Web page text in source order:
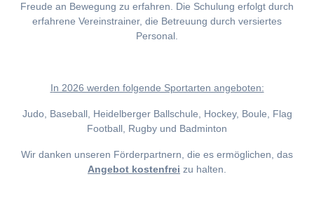
Freude an Bewegung zu erfahren. Die Schulung erfolgt durch
erfahrene Vereinstrainer, die Betreuung durch versiertes
Personal.
In 2026 werden folgende Sportarten angeboten:
Judo, Baseball, Heidelberger Ballschule, Hockey, Boule, Flag
Football, Rugby und Badminton
Wir danken unseren Förderpartnern, die es ermöglichen, das
Angebot kostenfrei zu halten.